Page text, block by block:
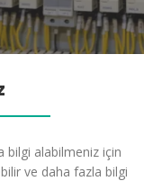
bilgi alabilmeniz için
ve daha fazla bilgi